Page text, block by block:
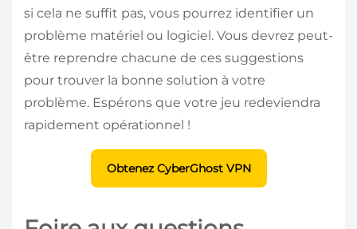
si cela ne suffit pas, vous pourrez identifier un
problème matériel ou logiciel. Vous devrez peut-
être reprendre chacune de ces suggestions
pour trouver la bonne solution à votre
problème. Espérons que votre jeu redeviendra
rapidement opérationnel !
Obtenez CyberGhost VPN